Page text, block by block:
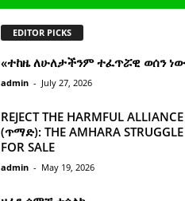
EDITOR PICKS
«ተከዜ ለሁለታችንም ተፈጥሯዊ ወሰን
admin - July 27, 2026
REJECT THE HARMFUL
(ጥማድ): THE AMHARA
FOR SALE
admin - May 19, 2026